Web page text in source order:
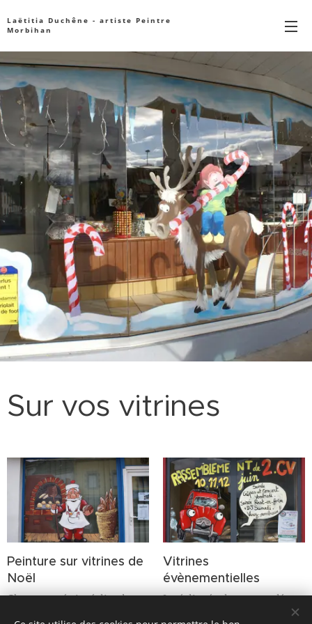
Laëtitia Duchêne - artiste Peintre
Morbihan
Sur vos vitrines
Peinture sur vitrines de
Noël
Chaque année je réalise des
Vitrines
évènementielles
Je réalise également un décors